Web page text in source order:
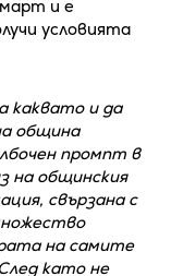
и е
условията
каквато и да
община
промпт в
на общинския
свързана с
на самите
като не